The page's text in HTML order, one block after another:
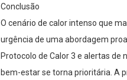
Conclusão
O cenário de calor intenso que
urgência de uma abordagem
Protocolo de Calor 3 e alertas de
bem-estar se torna prioritária. A